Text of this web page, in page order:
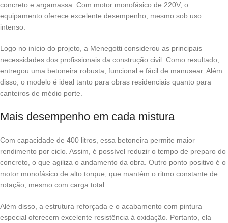
concreto e argamassa. Com motor monofásico de 220V, o
equipamento oferece excelente desempenho, mesmo sob uso
intenso.
Logo no início do projeto, a Menegotti considerou as principais
necessidades dos profissionais da construção civil. Como resultado,
entregou uma betoneira robusta, funcional e fácil de manusear. Além
disso, o modelo é ideal tanto para obras residenciais quanto para
canteiros de médio porte.
Mais desempenho em cada mistura
Com capacidade de 400 litros, essa betoneira permite maior
rendimento por ciclo. Assim, é possível reduzir o tempo de preparo do
concreto, o que agiliza o andamento da obra. Outro ponto positivo é o
motor monofásico de alto torque, que mantém o ritmo constante de
rotação, mesmo com carga total.
Além disso, a estrutura reforçada e o acabamento com pintura
especial oferecem excelente resistência à oxidação. Portanto, ela